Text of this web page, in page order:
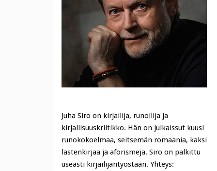
Juha Siro on kirjailija, runoilija ja
kirjallisuuskriitikko. Hän on julkaissut kuusi
runokokoelmaa, seitsemän romaania, kaksi
lastenkirjaa ja aforismeja. Siro on palkittu
useasti kirjailijantyöstään. Yhteys: